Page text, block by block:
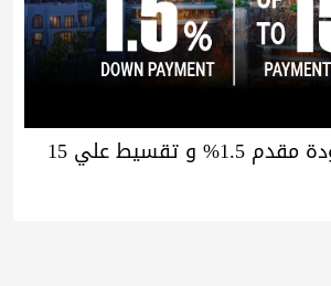
عرض لفترة محدودة مقدم 1.5% و تقسيط علي 15